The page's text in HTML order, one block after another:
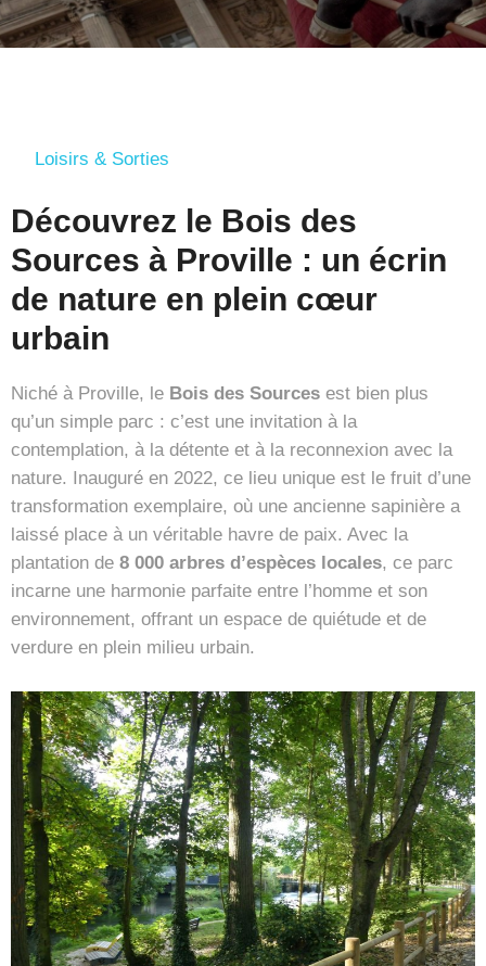
Loisirs & Sorties
Découvrez le Bois des
Sources à Proville : un écrin
de nature en plein cœur
urbain
Niché à Proville, le Bois des Sources est bien plus
qu’un simple parc : c’est une invitation à la
contemplation, à la détente et à la reconnexion avec la
nature. Inauguré en 2022, ce lieu unique est le fruit d’une
transformation exemplaire, où une ancienne sapinière a
laissé place à un véritable havre de paix. Avec la
plantation de 8 000 arbres d’espèces locales, ce parc
incarne une harmonie parfaite entre l’homme et son
environnement, offrant un espace de quiétude et de
verdure en plein milieu urbain.